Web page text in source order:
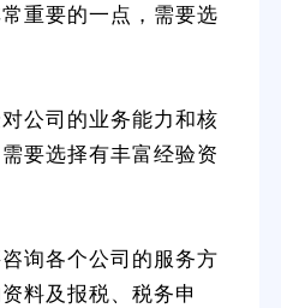
重要的一点，需要选
公司的业务能力和核
要选择有丰富经验资
询各个公司的服务方
料及报税、税务申